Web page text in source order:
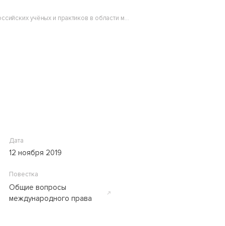
Библиотека аудиовизуальных материалов по международному праву начала публикацию лекций российских учёных и практиков в области международного права
Дата
12 ноября 2019
Повестка
Общие вопросы
международного права